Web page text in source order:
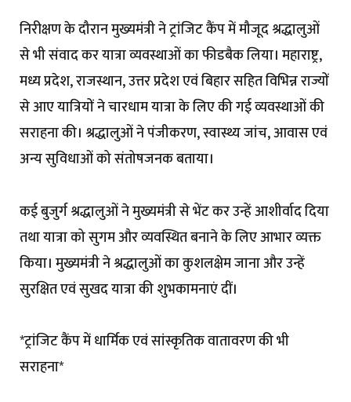
निरीक्षण के दौरान मुख्यमंत्री ने ट्रांजिट कैंप में मौजूद श्रद्धालुओं
से भी संवाद कर यात्रा व्यवस्थाओं का फीडबैक लिया। महाराष्ट्र,
मध्य प्रदेश, राजस्थान, उत्तर प्रदेश एवं बिहार सहित विभिन्न राज्यों
से आए यात्रियों ने चारधाम यात्रा के लिए की गई व्यवस्थाओं की
सराहना की। श्रद्धालुओं ने पंजीकरण, स्वास्थ्य जांच, आवास एवं
अन्य सुविधाओं को संतोषजनक बताया।
कई बुजुर्ग श्रद्धालुओं ने मुख्यमंत्री से भेंट कर उन्हें आशीर्वाद दिया
तथा यात्रा को सुगम और व्यवस्थित बनाने के लिए आभार व्यक्त
किया। मुख्यमंत्री ने श्रद्धालुओं का कुशलक्षेम जाना और उन्हें
सुरक्षित एवं सुखद यात्रा की शुभकामनाएं दीं।
*ट्रांजिट कैंप में धार्मिक एवं सांस्कृतिक वातावरण की भी
सराहना*